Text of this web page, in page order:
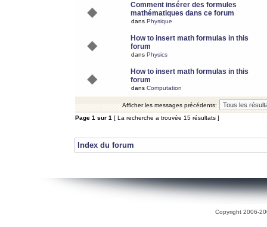
Comment insérer des formules
mathématiques dans ce forum
dans Physique
How to insert math formulas in this
forum
dans Physics
How to insert math formulas in this
forum
dans Computation
Afficher les messages précédents:
Page 1 sur 1 [ La recherche a trouvée 15 résultats ]
Index du forum
Copyright 2006-